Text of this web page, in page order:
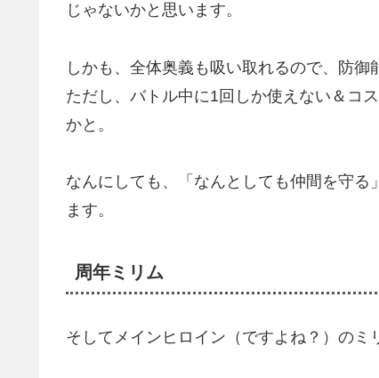
じゃないかと思います。
しかも、全体奥義も吸い取れるので、防
ただし、バトル中に1回しか使えない＆コ
かと。
なんにしても、「なんとしても仲間を守
ます。
周年ミリム
そしてメインヒロイン（ですよね？）のミ